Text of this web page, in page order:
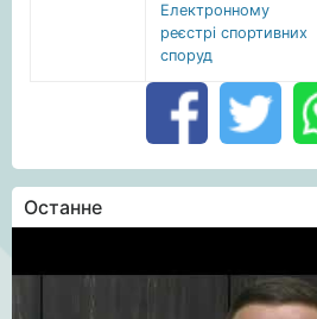
Електронному
реєстрі спортивних
споруд
Останне